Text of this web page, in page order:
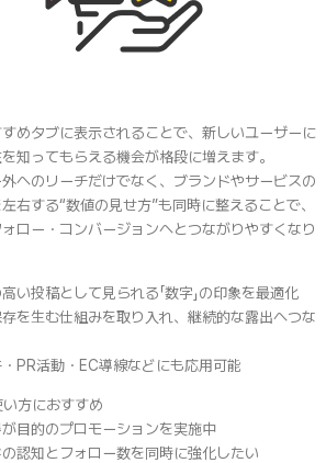
めタブに表示されることで、新しいユーザーに
知ってもらえる機会が格段に増えます。
へのリーチだけでなく、ブランドやサービスの
右する“数値の見せ方”も同時に整えることで、
ロー・コンバージョンへとつながりやすくなり
高い投稿として見られる「数字」の印象を最適化
存を生む仕組みを取り入れ、継続的な露出へつな
・PR活動・EC導線などにも応用可能
方におすすめ
が目的のプロモーションを実施中
の認知とフォロー数を同時に強化したい